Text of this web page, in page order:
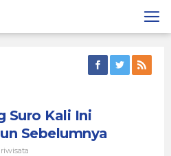
Suro Kali Ini
Sebelumnya